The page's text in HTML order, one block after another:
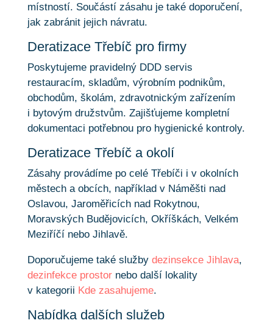
místností. Součástí zásahu je také doporučení,
jak zabránit jejich návratu.
Deratizace Třebíč pro firmy
Poskytujeme pravidelný DDD servis
restauracím, skladům, výrobním podnikům,
obchodům, školám, zdravotnickým zařízením
i bytovým družstvům. Zajišťujeme kompletní
dokumentaci potřebnou pro hygienické kontroly.
Deratizace Třebíč a okolí
Zásahy provádíme po celé Třebíči i v okolních
městech a obcích, například v Náměšti nad
Oslavou, Jaroměřicích nad Rokytnou,
Moravských Budějovicích, Okříškách, Velkém
Meziříčí nebo Jihlavě.
Doporučujeme také služby dezinsekce Jihlava,
dezinfekce prostornebo další lokality
v kategorii Kde zasahujeme.
Nabídka dalších služeb